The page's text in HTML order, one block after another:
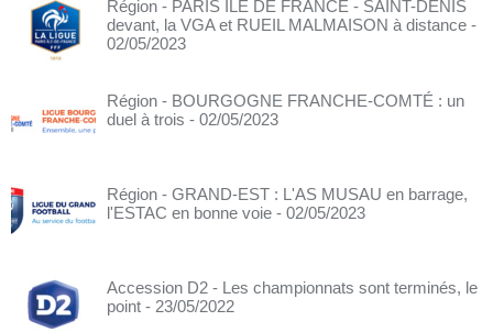
Région - PARIS ILE DE FRANCE - SAINT-DENIS
devant, la VGA et RUEIL MALMAISON à distance -
02/05/2023
Région - BOURGOGNE FRANCHE-COMTÉ : un
duel à trois - 02/05/2023
Région - GRAND-EST : L'AS MUSAU en barrage,
l'ESTAC en bonne voie - 02/05/2023
Accession D2 - Les championnats sont terminés, le
point - 23/05/2022